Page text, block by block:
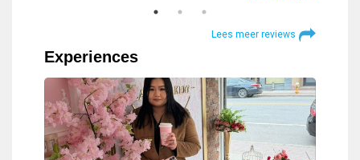
Lees meer reviews
Experiences